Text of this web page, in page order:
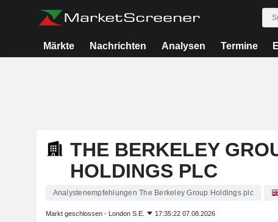
Märkte Nachrichten Analysen Termine
THE BERKELEY
HOLDINGS PLC
Analystenempfehlungen The Berkeley Group Holdings plc
Markt geschlossen - London S.E. 17:35:22 07.08.2026